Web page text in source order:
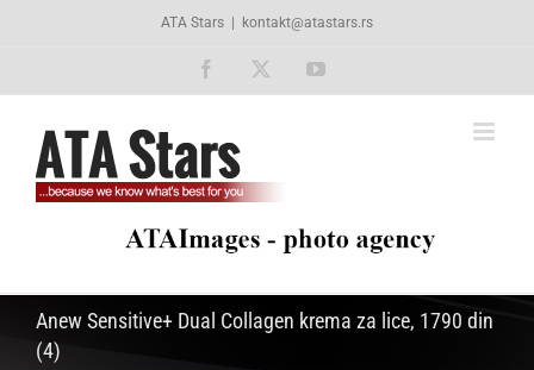
ATA Stars kontakt@atastars.rs
Facebook YouTube
Anew Sensitive+ Dual Collagen krema za lice, 1790 din
(4)